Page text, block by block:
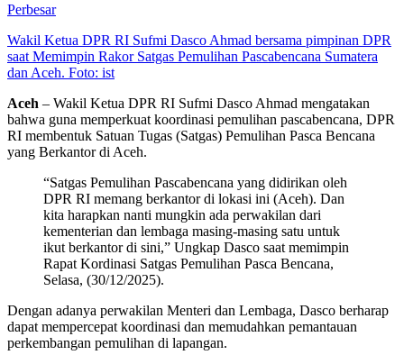
Perbesar
Wakil Ketua DPR RI Sufmi Dasco Ahmad bersama pimpinan DPR
saat Memimpin Rakor Satgas Pemulihan Pascabencana Sumatera
dan Aceh. Foto: ist
Aceh – Wakil Ketua DPR RI Sufmi Dasco Ahmad mengatakan
bahwa guna memperkuat koordinasi pemulihan pascabencana, DPR
RI membentuk Satuan Tugas (Satgas) Pemulihan Pasca Bencana
yang Berkantor di Aceh.
“Satgas Pemulihan Pascabencana yang didirikan oleh
DPR RI memang berkantor di lokasi ini (Aceh). Dan
kita harapkan nanti mungkin ada perwakilan dari
kementerian dan lembaga masing-masing satu untuk
ikut berkantor di sini,” Ungkap Dasco saat memimpin
Rapat Kordinasi Satgas Pemulihan Pasca Bencana,
Selasa, (30/12/2025).
Dengan adanya perwakilan Menteri dan Lembaga, Dasco berharap
dapat mempercepat koordinasi dan memudahkan pemantauan
perkembangan pemulihan di lapangan.